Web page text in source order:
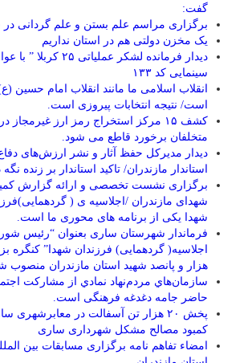
گفت:
برگزاری مراسم علم بستن و علم گردانی در
یک مخزن دولتی هم در استان نداریم
دیدار فرمانده لشکر
سینمایی کد ۱۳۳
انقلاب اسلامی ما مانند انقلاب امام حسین
است/ نتیجه انتخابات پیروزی است.
کشف ۱۵ مرکز استخراج رمز ارز غیرمجاز
متخلفان برخورد قاطع می شود.
دیدار مدیرکل حفظ آثار و نشر ارزش‌های
استاندار مازندران/ تاکید استاندار بر زنده
برگزاری نشست تخصصی و ارائه گزارش
شهدای مازندران /اجلاسیه ی (
شهدا یکی از برنامه های محوری ما است.
فرماندار شهرستان ساری بعنوان “رئیس
اجلاسیه( گردهمایی) فرزندان شهدا” کنگره
هزار و پانصد شهید استان مازندران منصوب
سازمان‌هاي مردم‌نهاد نمادي از مشاركت
حاضر جامه دغدغه فرهنگی است.
کمبود مصالح مشکل شهرداری ساری
امضاء تفاهم نامه برگزاری مسابقات بین